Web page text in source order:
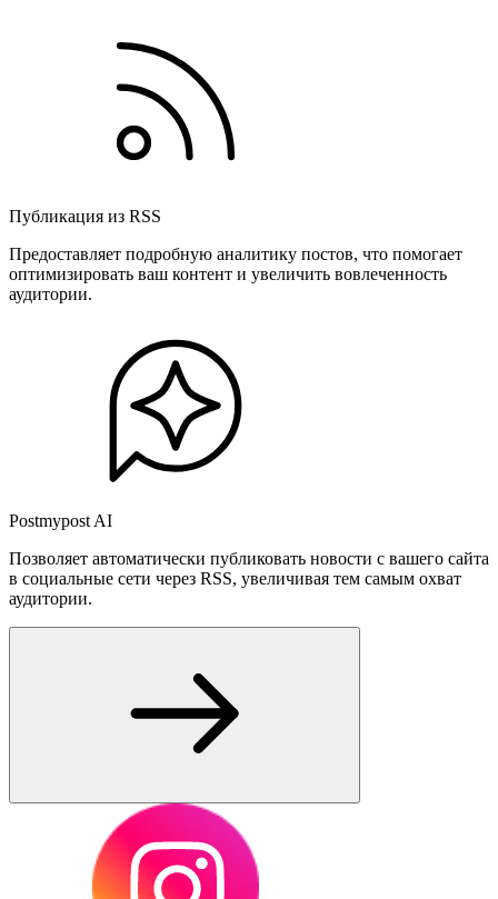
Публикация из RSS
Предоставляет подробную аналитику постов, что помогает
оптимизировать ваш контент и увеличить вовлеченность
аудитории.
Postmypost AI
Позволяет автоматически публиковать новости с вашего сайта
в социальные сети через RSS, увеличивая тем самым охват
аудитории.